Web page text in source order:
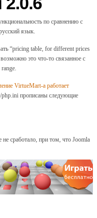
по сравнению с
язык.
“pricing table, for different prices
это что-то связанное с
VirtueMart-а работает
php.ini прописаны следующие
сработало, при том, что Joomla